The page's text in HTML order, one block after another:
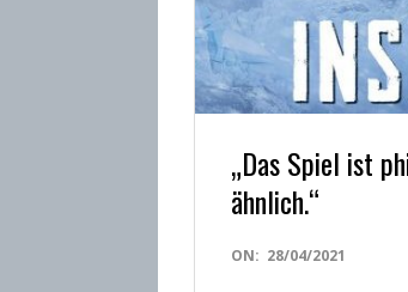
„Das Spiel ist
ähnlich.“
2021-
ON: 28/04/2021